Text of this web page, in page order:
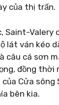
của thị trấn.
Saint-Valery
lát ván kéo
câu cá sơn
đồng thời
của Cửa sông
bên kia.